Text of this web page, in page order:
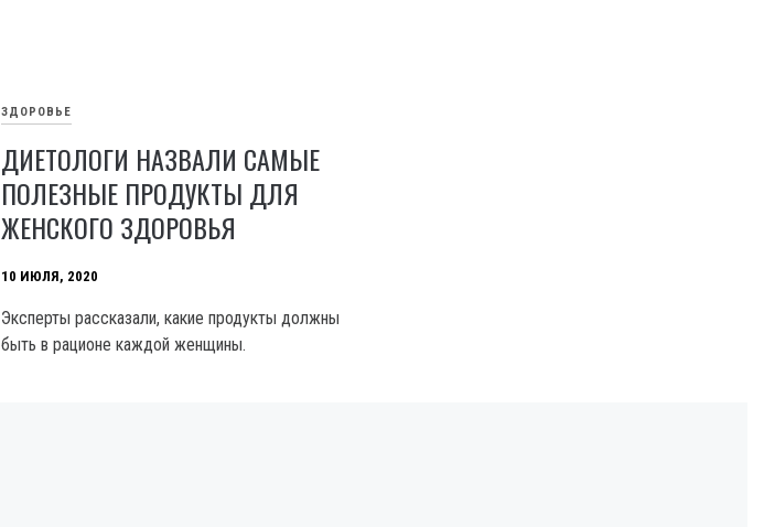
ЗДОРОВЬЕ
ДИЕТОЛОГИ НАЗВАЛИ САМЫЕ
ПОЛЕЗНЫЕ ПРОДУКТЫ ДЛЯ
ЖЕНСКОГО ЗДОРОВЬЯ
10 ИЮЛЯ, 2020
Эксперты рассказали, какие продукты должны
быть в рационе каждой женщины.